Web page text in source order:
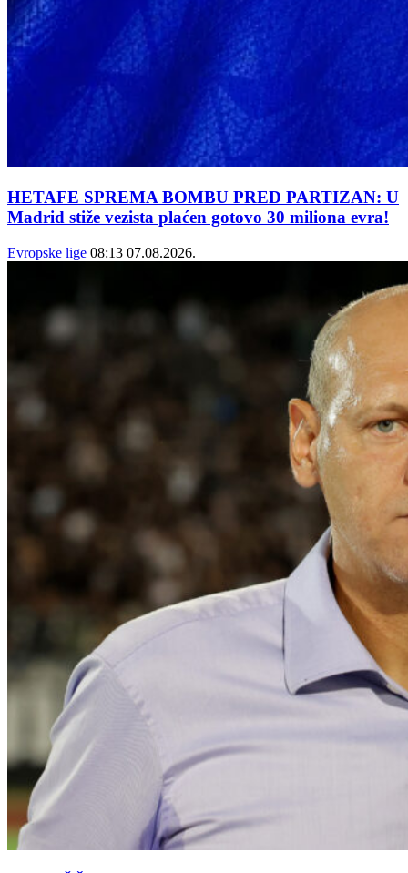
HETAFE SPREMA BOMBU PRED PARTIZAN: U
Madrid stiže vezista plaćen gotovo 30 miliona evra!
Evropske lige 08:13 07.08.2026.